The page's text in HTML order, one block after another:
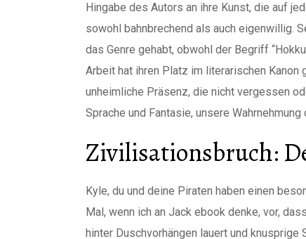
Hingabe des Autors an ihre Kunst, die auf
sowohl bahnbrechend als auch eigenwillig.
das Genre gehabt, obwohl der Begriff
Arbeit hat ihren Platz im literarischen
unheimliche Präsenz, die nicht vergessen
Sprache und Fantasie, unsere
Zivilisationsbruch:
Kyle, du und deine Piraten haben einen
Mal, wenn ich an Jack ebook denke, vor,
hinter Duschvorhängen lauert und